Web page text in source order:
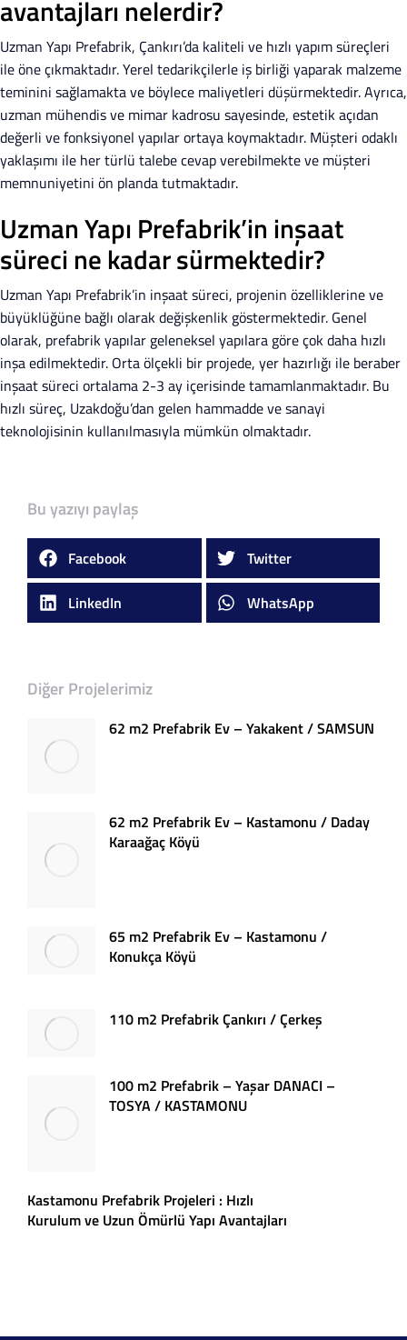
avantajları nelerdir?
Uzman Yapı Prefabrik, Çankırı’da kaliteli ve hızlı yapım süreçleri
ile öne çıkmaktadır. Yerel tedarikçilerle iş birliği yaparak malzeme
teminini sağlamakta ve böylece maliyetleri düşürmektedir. Ayrıca,
uzman mühendis ve mimar kadrosu sayesinde, estetik açıdan
değerli ve fonksiyonel yapılar ortaya koymaktadır. Müşteri odaklı
yaklaşımı ile her türlü talebe cevap verebilmekte ve müşteri
memnuniyetini ön planda tutmaktadır.
Uzman Yapı Prefabrik’in inşaat
süreci ne kadar sürmektedir?
Uzman Yapı Prefabrik’in inşaat süreci, projenin özelliklerine ve
büyüklüğüne bağlı olarak değişkenlik göstermektedir. Genel
olarak, prefabrik yapılar geleneksel yapılara göre çok daha hızlı
inşa edilmektedir. Orta ölçekli bir projede, yer hazırlığı ile beraber
inşaat süreci ortalama 2-3 ay içerisinde tamamlanmaktadır. Bu
hızlı süreç, Uzakdoğu’dan gelen hammadde ve sanayi
teknolojisinin kullanılmasıyla mümkün olmaktadır.
Bu yazıyı paylaş
Facebook Twitter
LinkedIn WhatsApp
Diğer Projelerimiz
62 m2 Prefabrik Ev – Yakakent / SAMSUN
62 m2 Prefabrik Ev – Kastamonu / Daday
Karaağaç Köyü
65 m2 Prefabrik Ev – Kastamonu /
Konukça Köyü
110 m2 Prefabrik Çankırı / Çerkeş
100 m2 Prefabrik – Yaşar DANACI –
TOSYA / KASTAMONU
Kastamonu Prefabrik Projeleri : Hızlı
Kurulum ve Uzun Ömürlü Yapı Avantajları